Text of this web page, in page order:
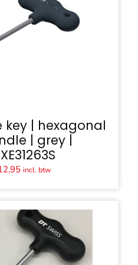
key | hexagonal
| grey |
Huidige
incl. btw